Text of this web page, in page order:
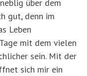
über dem
gut, denn im
Leben
mit dem vielen
sein. Mit der
sich mir ein